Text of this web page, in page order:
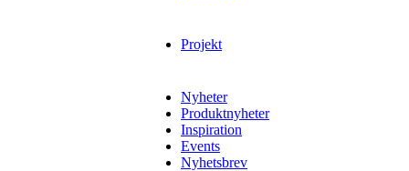
Projekt
Nyheter
Produktnyheter
Inspiration
Events
Nyhetsbrev